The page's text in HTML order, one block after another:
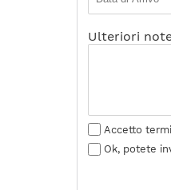
Ulteriori
Accetto
Ok, potete